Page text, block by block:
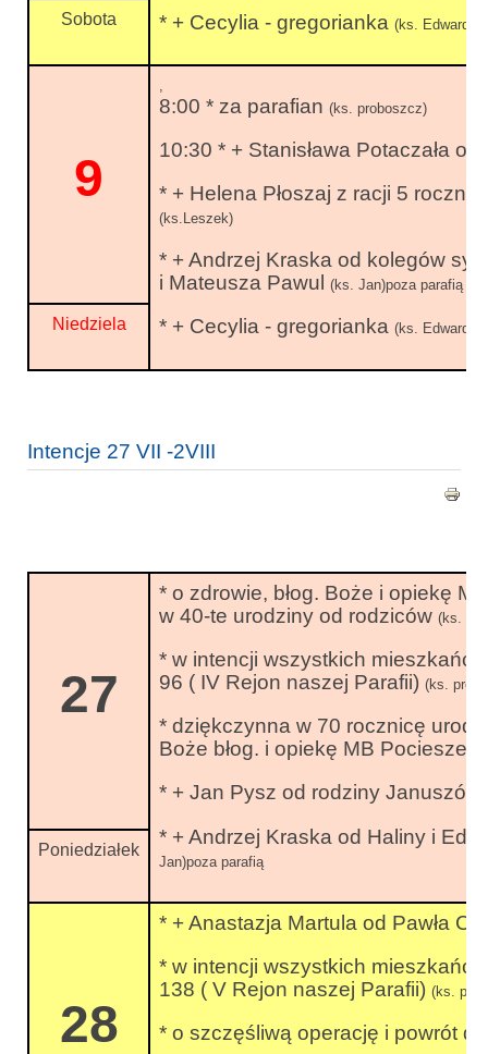
* + Cecylia - gregorianka (ks.
Sobota
9
8:00 * za parafian (ks. proboszcz)
10:30 * + Stanisława Potaczała
* + Helena Płoszaj z racji 5 roczn.
(ks.Leszek)
* + Andrzej Kraska od kolegów
i Mateusza Pawul
(ks. Jan)poza parafią
* + Cecylia - gregorianka (ks.
Niedziela
Intencje 27 VII -2VIII
27
* o zdrowie, błog. Boże i opiekę
w 40-te urodziny od rodziców (ks.
* w intencji wszystkich
96 ( IV Rejon naszej Parafii) (ks.
* dziękczynna w 70 rocznicę
Boże błog. i opiekę MB
* + Jan Pysz od rodziny Januszów
* + Andrzej Kraska od Haliny i
Jan)poza parafią
Poniedziałek
28
* + Anastazja Martula od Pawła
* w intencji wszystkich
138 ( V Rejon naszej Parafii) (ks.
* o szczęśliwą operację i powrót